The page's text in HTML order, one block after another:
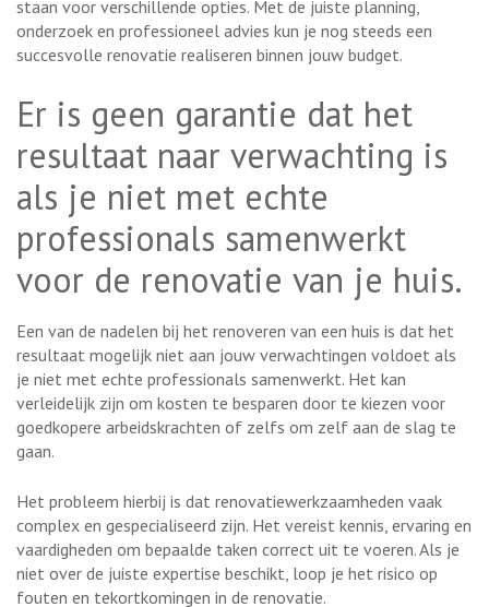
staan voor verschillende opties. Met de juiste planning,
onderzoek en professioneel advies kun je nog steeds een
succesvolle renovatie realiseren binnen jouw budget.
Er is geen garantie dat het
resultaat naar verwachting is
als je niet met echte
professionals samenwerkt
voor de renovatie van je huis.
Een van de nadelen bij het renoveren van een huis is dat het
resultaat mogelijk niet aan jouw verwachtingen voldoet als
je niet met echte professionals samenwerkt. Het kan
verleidelijk zijn om kosten te besparen door te kiezen voor
goedkopere arbeidskrachten of zelfs om zelf aan de slag te
gaan.
Het probleem hierbij is dat renovatiewerkzaamheden vaak
complex en gespecialiseerd zijn. Het vereist kennis, ervaring en
vaardigheden om bepaalde taken correct uit te voeren. Als je
niet over de juiste expertise beschikt, loop je het risico op
fouten en tekortkomingen in de renovatie.